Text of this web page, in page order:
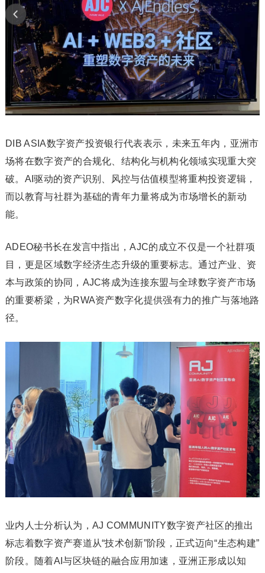
DIB ASIA数字资产投资银行代表表示，未来五年内，亚洲市
场将在数字资产的合规化、结构化与机构化领域实现重大突
破。AI驱动的资产识别、风控与估值模型将重构投资逻辑，
而以教育与社群为基础的青年力量将成为市场增长的新动
能。
ADEO秘书长在发言中指出，AJC的成立不仅是一个社群项
目，更是区域数字经济生态升级的重要标志。通过产业、资
本与政策的协同，AJC将成为连接东盟与全球数字资产市场
的重要桥梁，为RWA资产数字化提供强有力的推广与落地路
径。
业内人士分析认为，AJ COMMUNITY数字资产社区的推出
标志着数字资产赛道从“技术创新”阶段，正式迈向“生态构建”
阶段。随着AI与区块链的融合应用加速，亚洲正形成以知